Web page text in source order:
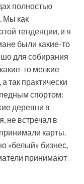
полностью
Мы как
тенденции, и я
были какие-то
для собирания
то мелкие
так практически
спортом:
деревни в
не встречал в
карты.
«белый» бизнес,
принимают